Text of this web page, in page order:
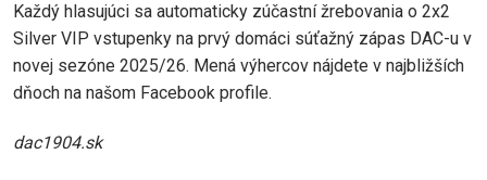
Každý hlasujúci sa automaticky zúčastní žrebovania o 2x2
Silver VIP vstupenky na prvý domáci súťažný zápas DAC-u v
novej sezóne 2025/26. Mená výhercov nájdete v najbližších
dňoch na našom Facebook profile.
dac1904.sk